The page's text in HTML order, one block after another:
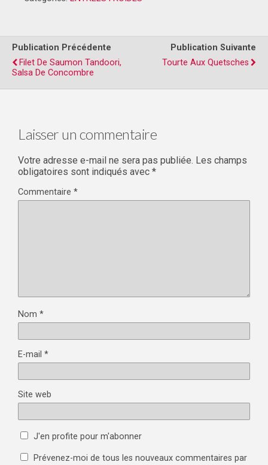
Publication Précédente
Filet De Saumon Tandoori,
Salsa De Concombre
Publication Suivante
Tourte Aux Quetsches
Laisser un commentaire
Votre adresse e-mail ne sera pas publiée. Les champs
obligatoires sont indiqués avec *
Commentaire *
Nom *
E-mail *
Site web
J'en profite pour m'abonner
Prévenez-moi de tous les nouveaux commentaires par